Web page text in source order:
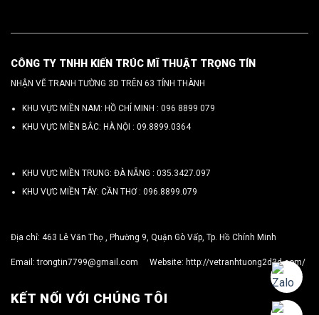
CÔNG TY TNHH KIẾN TRÚC MĨ THUẬT TRỌNG TÍN
NHẬN VẼ TRANH TƯỜNG 3D TRÊN 63 TỈNH THÀNH
KHU VỰC MIỀN NAM: HỒ CHÍ MINH : 096 8899 079
KHU VỰC MIỀN BẮC: HÀ NỘI : 09.8899.0364
KHU VỰC MIỀN TRUNG: ĐÀ NẴNG : 035.3427.097
KHU VỰC MIỀN TÂY: CẦN THƠ : 096.8899.079
Địa chỉ: 463 Lê Văn Thọ , Phường 9, Quận Gò Vấp, Tp. Hồ Chính Minh
Email:trongtin7799@gmail.com Website: http://vetranhtuong2d3d.com/
KẾT NỐI VỚI CHÚNG TÔI